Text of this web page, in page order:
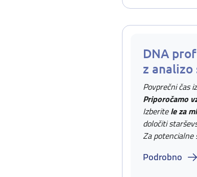
DNA
z analizo
Povprečni čas
Priporočamo
Izberitele za
določiti
Za potencialne
Podrobno